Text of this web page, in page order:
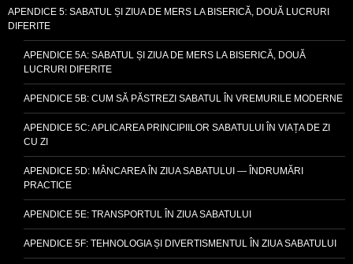
APENDICE 5: SABATUL ȘI ZIUA DE MERS LA BISERICĂ, DOUĂ LUCRURI
DIFERITE
APENDICE 5A: SABATUL ȘI ZIUA DE MERS LA BISERICĂ, DOUĂ
LUCRURI DIFERITE
APENDICE 5B: CUM SĂ PĂSTREZI SABATUL ÎN VREMURILE MODERNE
APENDICE 5C: APLICAREA PRINCIPIILOR SABATULUI ÎN VIAȚA DE ZI
CU ZI
APENDICE 5D: MÂNCAREA ÎN ZIUA SABATULUI — ÎNDRUMĂRI
PRACTICE
APENDICE 5E: TRANSPORTUL ÎN ZIUA SABATULUI
APENDICE 5F: TEHNOLOGIA ȘI DIVERTISMENTUL ÎN ZIUA SABATULUI